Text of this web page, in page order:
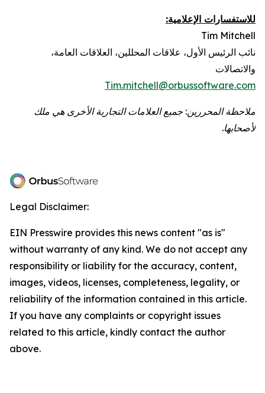
للاستفسارات الإعلامية:
Tim Mitchell
نائب الرئيس الأول، علاقات المحللين، العلاقات العامة،
والاتصالات
Tim.mitchell@orbussoftware.com
ملاحظة المحررين: جميع العلامات التجارية الأخرى هي ملك
لأصحابها.
Legal Disclaimer:
EIN Presswire provides this news content "as is"
without warranty of any kind. We do not accept any
responsibility or liability for the accuracy, content,
images, videos, licenses, completeness, legality, or
reliability of the information contained in this article.
If you have any complaints or copyright issues
related to this article, kindly contact the author
above.